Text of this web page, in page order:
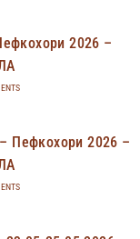
2026 –
Пефкохори 2026 –